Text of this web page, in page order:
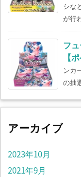
シな
が行
フ
【
ンカ
の抽
アーカイブ
2023年10月
2021年9月